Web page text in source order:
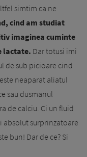
simtim ca ne
cind am studiat
imaginea cuminte
lactate. Dar totusi imi
de sub picioare cind
neaparat aliatul
sau dusmanul
de calciu. Ci un fluid
absolut surprinzatoare
bun! Dar de ce? Si